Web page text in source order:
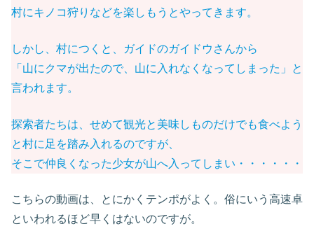
村にキノコ狩りなどを楽しもうとやってきます。
しかし、村につくと、ガイドのガイドウさんから
「山にクマが出たので、山に入れなくなってしまった」と
言われます。
探索者たちは、せめて観光と美味しものだけでも食べよう
と村に足を踏み入れるのですが、
そこで仲良くなった少女が山へ入ってしまい・・・・・・
こちらの動画は、とにかくテンポがよく。俗にいう高速卓
といわれるほど早くはないのですが。